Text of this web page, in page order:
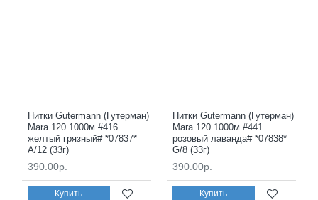
Нитки Gutermann (Гутерман)
Mara 120 1000м #416
желтый грязный# *07837*
A/12 (33г)
390.00р.
Купить
Нитки Gutermann (Гутерман)
Mara 120 1000м #441
розовый лаванда# *07838*
G/8 (33г)
390.00р.
Купить